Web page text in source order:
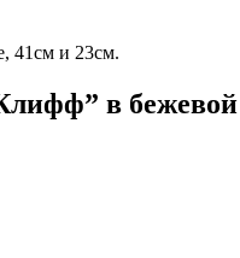
41см и 23см.
в